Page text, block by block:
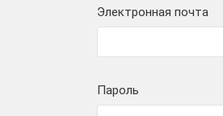
Электронная почта
Пароль